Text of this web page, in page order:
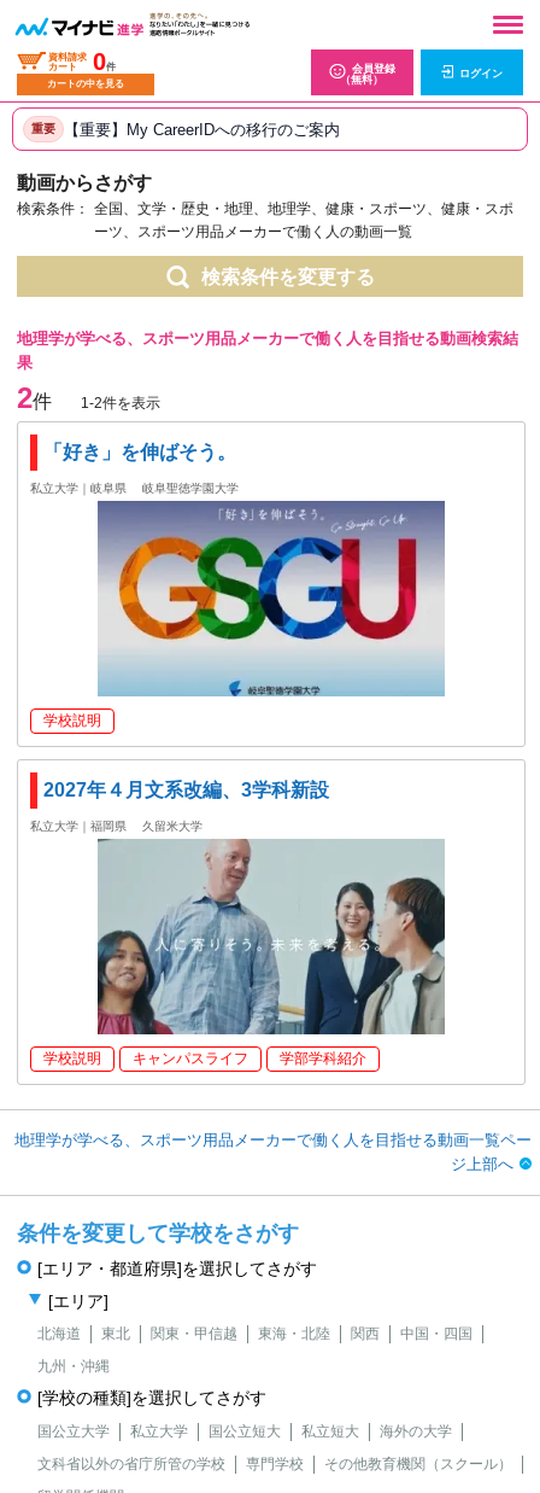
資料請求
カート
0件
カートの中を見る
会員登録
（無料）
ログイン
重要 【重要】My CareerIDへの移行のご案内
動画からさがす
検索条件：
全国、文学・歴史・地理、地理学、健康・スポーツ、健康・スポ
ーツ、スポーツ用品メーカーで働く人の動画一覧
検索条件を変更する
地理学が学べる、スポーツ用品メーカーで働く人を目指せる動画検索結
果
2件 1-2件を表示
「好き」を伸ばそう。
私立大学｜岐阜県 岐阜聖徳学園大学
学校説明
2027年４月文系改編、3学科新設
私立大学｜福岡県 久留米大学
学校説明 キャンパスライフ 学部学科紹介
地理学が学べる、スポーツ用品メーカーで働く人を目指せる動画一覧ペー
ジ上部へ
条件を変更して学校をさがす
[エリア・都道府県]を選択してさがす
[エリア]
北海道 東北 関東・甲信越 東海・北陸 関西
中国・四国
九州・沖縄
[学校の種類]を選択してさがす
国公立大学 私立大学 国公立短大 私立短大
海外の大学
文科省以外の省庁所管の学校
専門学校
その他教育機関（スクール）